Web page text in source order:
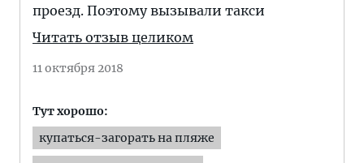
проезд. Поэтому вызывали такси
Читать отзыв целиком
11 октября 2018
Тут хорошо:
купаться-загорать на пляже